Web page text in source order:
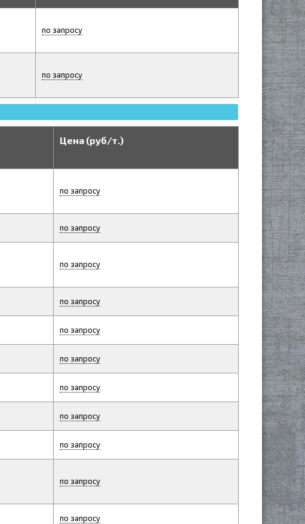
по запросу
по запросу
Цена (руб/т.)
по запросу
по запросу
по запросу
по запросу
по запросу
по запросу
по запросу
по запросу
по запросу
по запросу
по запросу